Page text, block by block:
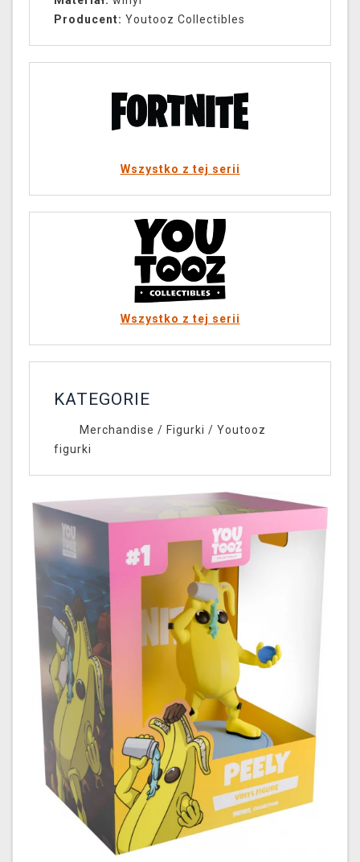
Producent: Youtooz Collectibles
Wszystko z tej serii
Wszystko z tej serii
KATEGORIE
Merchandise / Figurki / Youtooz
figurki